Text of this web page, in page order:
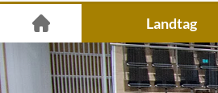
Landtag